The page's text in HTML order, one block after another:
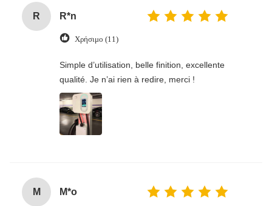
R R*n
Χρήσιμο (11)
Simple d’utilisation, belle finition, excellente
qualité. Je n’ai rien à redire, merci !
M M*o